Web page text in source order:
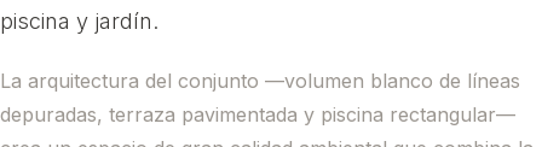
piscina y jardín.
La arquitectura del conjunto —volumen blanco de líneas
depuradas, terraza pavimentada y piscina rectangular—